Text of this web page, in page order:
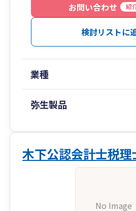
お問い合わせ
紹
検討リストに
業種
弥生製品
木下公認会計士税
No Image